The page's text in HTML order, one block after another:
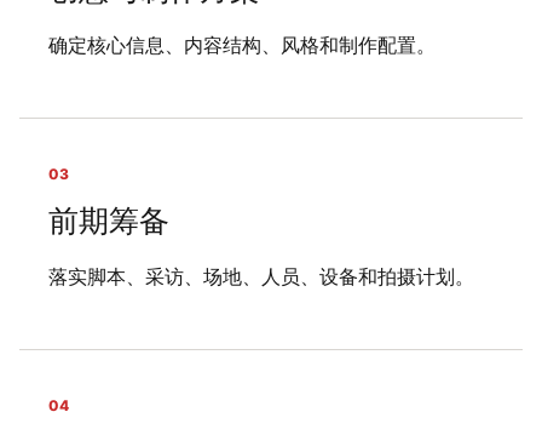
确定核心信息、内容结构、风格和制作配置。
03
前期筹备
落实脚本、采访、场地、人员、设备和拍摄计划。
04